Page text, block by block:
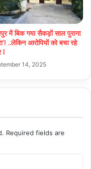
में बिक गया सैकड़ों साल पुराना
..लेकिन आरोपियों को बचा रहे
l
14, 2025
Required fields are